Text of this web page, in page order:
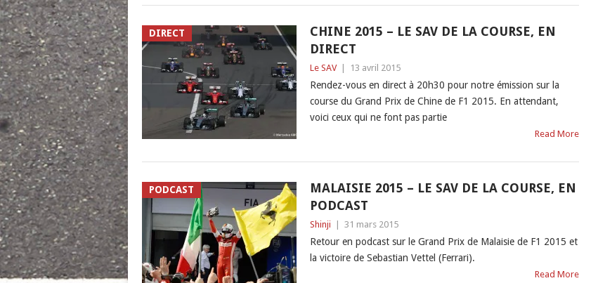
DIRECT
CHINE 2015 – LE SAV DE LA COURSE, EN
DIRECT
Le SAV 13 avril 2015
Rendez-vous en direct à 20h30 pour notre émission sur la
course du Grand Prix de Chine de F1 2015. En attendant,
voici ceux qui ne font pas partie
Read More
PODCAST
MALAISIE 2015 – LE SAV DE LA COURSE, EN
PODCAST
Shinji 31 mars 2015
Retour en podcast sur le Grand Prix de Malaisie de F1 2015 et
la victoire de Sebastian Vettel (Ferrari).
Read More